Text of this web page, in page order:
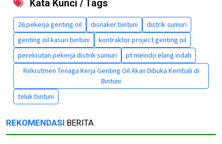
Kata Kunci / Tags
26 pekerja genting oil disnaker bintuni
distrik sumuri
genting oil kasuri bintuni
kontraktor project genting oil
perekrutan pekerja distrik sumuri
pt meindo elang indah
Rekrutmen Tenaga Kerja Genting Oil Akan Dibuka Kembali di
Bintuni
teluk bintuni
REKOMENDASI BERITA